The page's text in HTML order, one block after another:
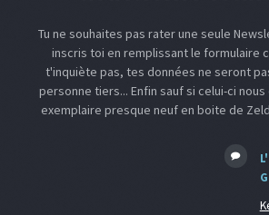
Tu ne souhaites pas rater une seule
inscris toi en remplissant le formulaire
t'inquiète pas, tes données ne seront
personne tiers... Enfin sauf si celui-ci nous
exemplaire presque neuf en boite de